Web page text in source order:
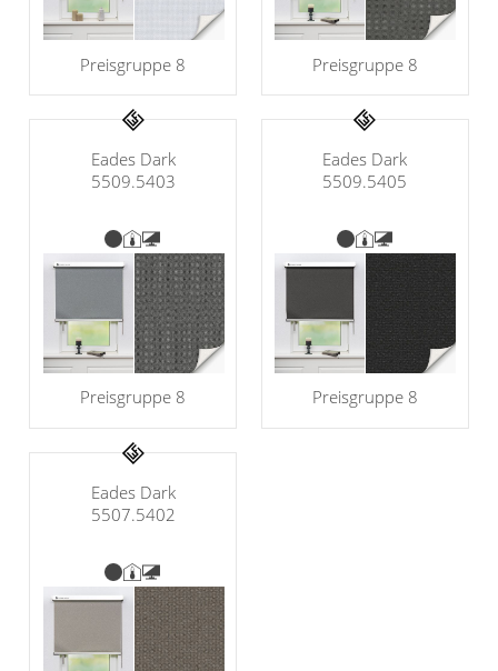
Preisgruppe 8 Preisgruppe 8
Eades Dark
5509.5403
Preisgruppe 8
Eades Dark
5509.5405
Preisgruppe 8
Eades Dark
5507.5402